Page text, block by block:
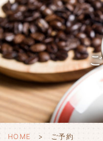
HOME ご予約